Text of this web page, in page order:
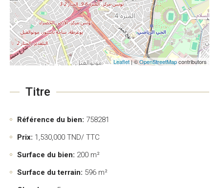
Leaflet| ©OpenStreetMapcontributors
Titre
Référence du bien: 758281
Prix: 1,530,000 TND/ TTC
Surface du bien: 200 m²
Surface du terrain: 596 m²